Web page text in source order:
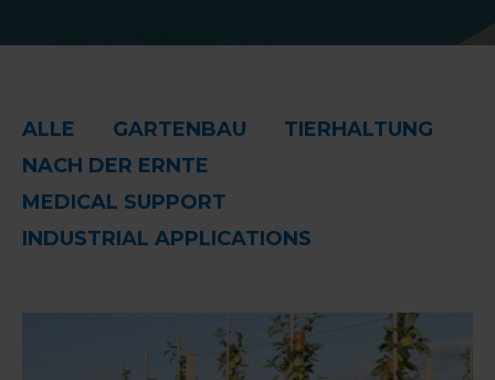
ALLE GARTENBAU
TIERHALTUNG
NACH DER ERNTE
MEDICAL SUPPORT
INDUSTRIAL APPLICATIONS